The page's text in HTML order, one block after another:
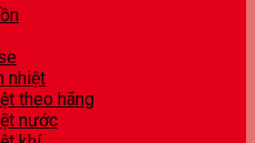
nhiệt
theo hãng
nước